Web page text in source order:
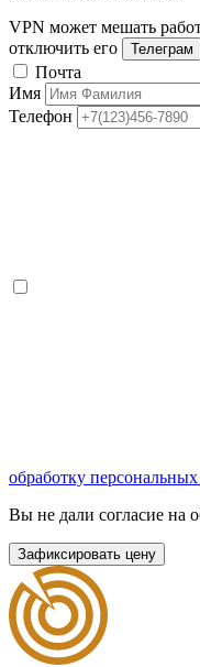
VPN может мешать
отключить его
Телеграм
Почта
Имя
Телефон
обработку
Вы не дали согласие на
Зафиксировать цену